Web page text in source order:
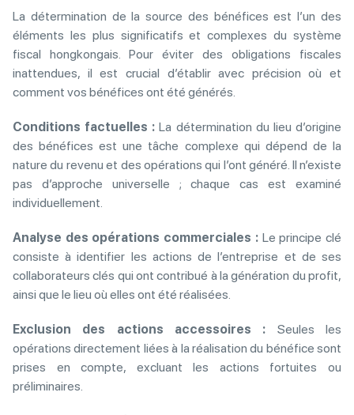
La détermination de la source des bénéfices est l’un des
éléments les plus significatifs et complexes du système
fiscal hongkongais. Pour éviter des obligations fiscales
inattendues, il est crucial d’établir avec précision où et
comment vos bénéfices ont été générés.
Conditions factuelles : La détermination du lieu d’origine
des bénéfices est une tâche complexe qui dépend de la
nature du revenu et des opérations qui l’ont généré. Il n’existe
pas d’approche universelle ; chaque cas est examiné
individuellement.
Analyse des opérations commerciales :Le principe clé
consiste à identifier les actions de l’entreprise et de ses
collaborateurs clés qui ont contribué à la génération du profit,
ainsi que le lieu où elles ont été réalisées.
Exclusion des actions accessoires : Seules les
opérations directement liées à la réalisation du bénéfice sont
prises en compte, excluant les actions fortuites ou
préliminaires.